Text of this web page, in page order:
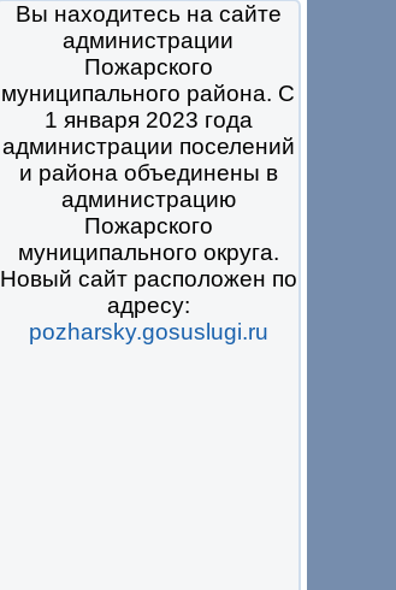
Вы находитесь на сайте
администрации
Пожарского
муниципального района. С
1 января 2023 года
администрации поселений
и района объединены в
администрацию
Пожарского
муниципального округа.
Новый сайт расположен по
адресу:
pozharsky.gosuslugi.ru